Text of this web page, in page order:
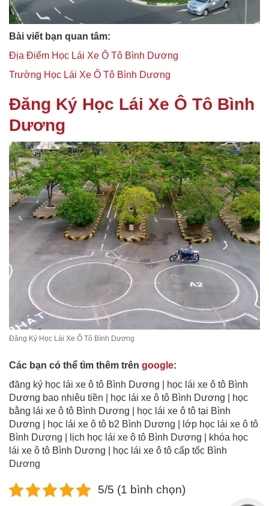
Bài viết bạn quan tâm:
Địa Điểm Học Lái Xe Ô Tô Bình Dương
Trường Học Lái Xe Ô Tô Bình Dương
Đăng Ký Học Lái Xe Ô Tô Bình
Dương
Đăng Ký Học Lái Xe Ô Tô Bình Dương
Các bạn có thể tìm thêm trên google:
đăng ký học lái xe ô tô Bình Dương | học lái xe ô tô Bình
Dương bao nhiêu tiền | học lái xe ô tô Bình Dương | học
bằng lái xe ô tô Bình Dương | học lái xe ô tô tại Bình
Dương | học lái xe ô tô b2 Bình Dương | lớp học lái xe ô tô
Bình Dương | lịch học lái xe ô tô Bình Dương | khóa học
lái xe ô tô Bình Dương | học lái xe ô tô cấp tốc Bình
Dương
5/5 (1 bình chọn)